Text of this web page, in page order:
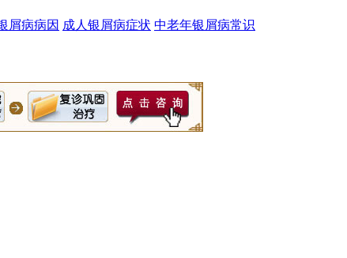
屑病病因 成人银屑病症状 中老年银屑病常识